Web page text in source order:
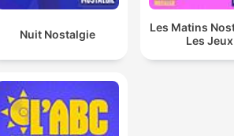
Nuit Nostalgie
Les Matins
Les Jeux